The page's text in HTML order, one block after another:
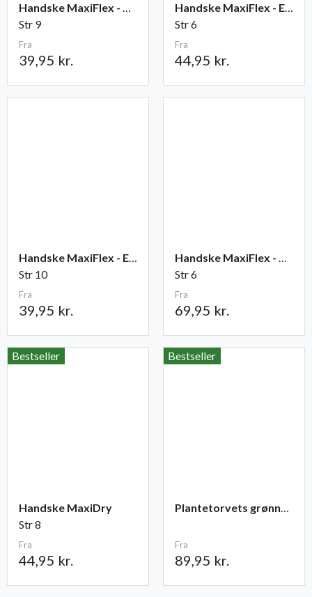
Handske MaxiFlex - Ultimate
Str 9
Fra
39,95 kr.
Handske MaxiFlex - Endurance
Str 6
Fra
44,95 kr.
Handske MaxiFlex - Elite
Str 10
Fra
39,95 kr.
Handske MaxiFlex - Cut
Str 6
Fra
69,95 kr.
Bestseller
Handske MaxiDry
Str 8
Fra
44,95 kr.
Bestseller
Plantetorvets grønne vandingspose 75 liter
Fra
89,95 kr.